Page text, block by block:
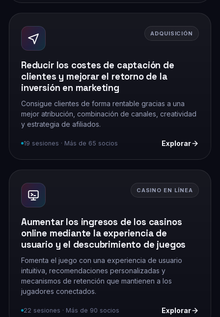
ADQUISICIÓN
Reducir los costes de captación de
clientes y mejorar el retorno de la
inversión en marketing
Consigue clientes de forma rentable gracias a una
mejor atribución, combinación de canales, creatividad
y estrategia de afiliados.
19 sesiones · Más de 65 socios Explorar
CASINO EN LÍNEA
Aumentar los ingresos de los casinos
online mediante la experiencia de
usuario y el descubrimiento de juegos
Fomenta el juego con una experiencia de usuario
intuitiva, recomendaciones personalizadas y
mecanismos de retención que mantienen a los
jugadores conectados.
22 sesiones · Más de 90 socios Explorar